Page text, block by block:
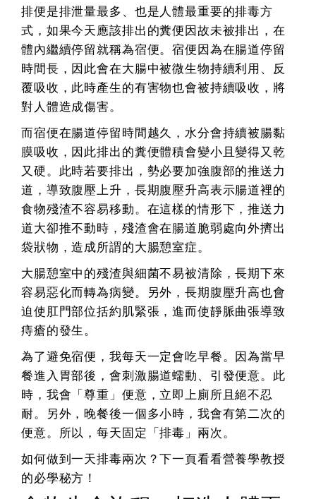
排便是排泄量最多、也是人體最重要的排毒方
式，如果今天應該排出的糞便因故未被排出，在
體內繼續停留就稱為宿便。宿便因為在腸道停留
時間長，因此會在大腸中被微生物持續利用、反
覆吸收，此時產生的有害物也會被持續吸收，將
對人體造成傷害。
而宿便在腸道停留時間越久，水分會持續被腸黏
膜吸收，因此排出的糞便體積會變小且變得又乾
又硬。此時若要排出，勢必要加強腹部的推送力
道，導致腹壓上升，長期腹壓升高表示腸道裡的
食物殘渣不容易移動。在這樣的情形下，推送力
道大卻推不動時，殘渣會在腸道脆弱處向外擠出
袋狀物，造成所謂的大腸憩室症。
大腸憩室中的殘渣與細菌不易被清除，長期下來
容易惡化而轉為病變。另外，長期腹壓升高也會
迫使肛門部位括約肌緊張，進而使靜脈曲張導致
痔瘡的發生。
為了避免宿便，我每天一定會吃早餐。因為當早
餐進入胃部後，會刺激腸道蠕動、引發便意。此
時，我會「尊重」便意，立即上廁所且絕不忍
耐。另外，晚餐後一個多小時，我會有第二次的
便意。所以，每天固定「排毒」兩次。
如何做到一天排毒兩次？下一頁看看營養學教授
的必學秘方！